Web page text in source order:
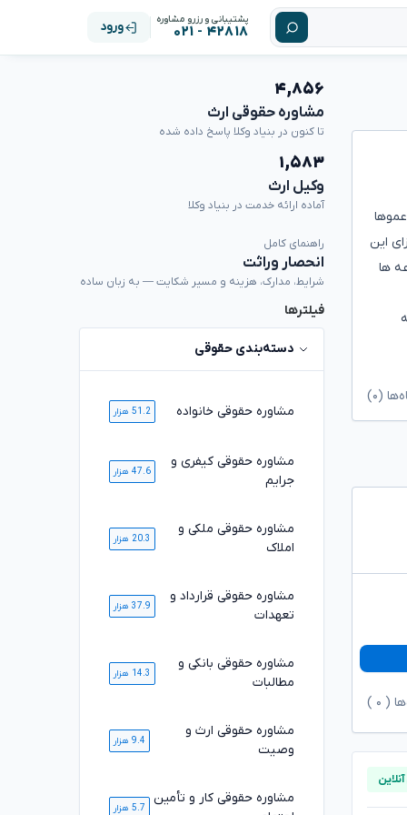
پشتیبانی و رزرو مشاوره
۴۲۸۱۸ - ۰۲۱ ورود
به ما داده اند ولی بعد ۴سال یکی از عموها
این
ها
(۰)
( ۰
۴,۸۵۶
مشاوره حقوقی ارث
تا کنون در بنیاد وکلا پاسخ داده شده
۱,۵۸۳
وکیل ارث
آماده ارائه خدمت در بنیاد وکلا
راهنمای کامل
انحصار وراثت
شرایط، مدارک، هزینه و مسیر شکایت — به زبان ساده
فیلترها
دسته‌بندی حقوقی
مشاوره حقوقی خانواده 51.2 هزار
مشاوره حقوقی کیفری و
جرایم
47.6 هزار
مشاوره حقوقی ملکی و
املاک
20.3 هزار
مشاوره حقوقی قرارداد و
تعهدات
37.9 هزار
مشاوره حقوقی بانکی و
مطالبات
14.3 هزار
مشاوره حقوقی ارث و
وصیت
9.4 هزار
مشاوره حقوقی کار و تأمین
5.7 هزار